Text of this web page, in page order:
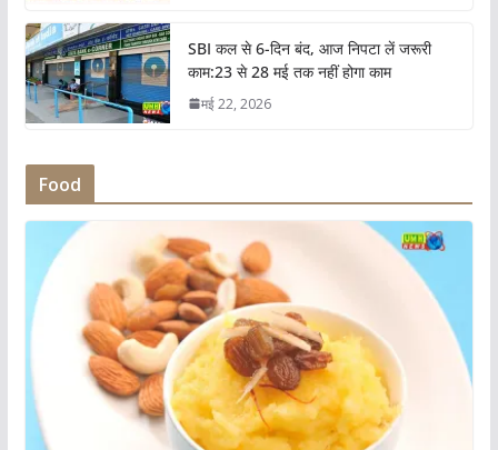
SBI कल से 6-दिन बंद, आज निपटा लें जरूरी
काम:23 से 28 मई तक नहीं होगा काम
मई 22, 2026
Food